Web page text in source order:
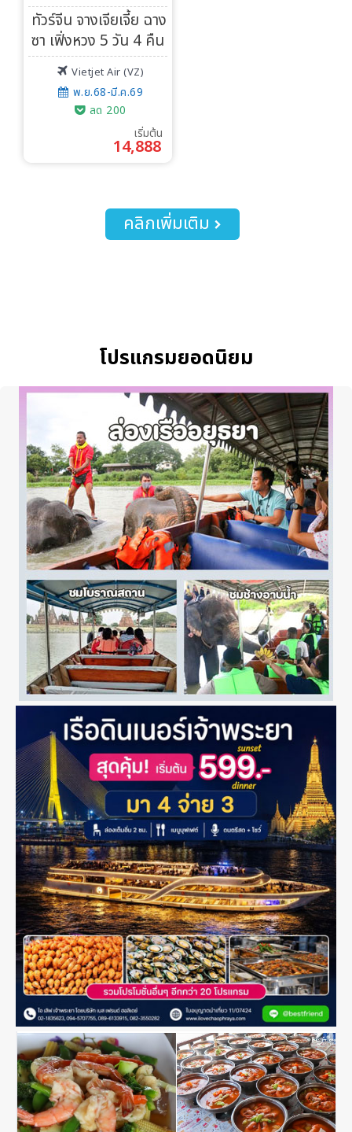
ทัวร์จีน จางเจียเจี้ย ฉาง
ซา เฟิ่งหวง 5 วัน 4 คืน
Vietjet Air (VZ)
พ.ย.68-มี.ค.69
ลด 200
เริ่มต้น
14,888
คลิกเพิ่มเติม
โปรแกรมยอดนิยม